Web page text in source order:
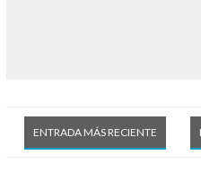
ENTRADA MÁS RECIENTE